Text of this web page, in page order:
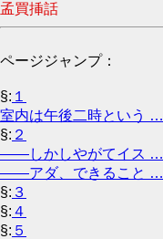
孟買挿話
ページジャンプ：
§: １
室内は午後二時という …
§: ２
――しかしやがてイス …
――アダ、できること …
§: ３
§: ４
§: ５